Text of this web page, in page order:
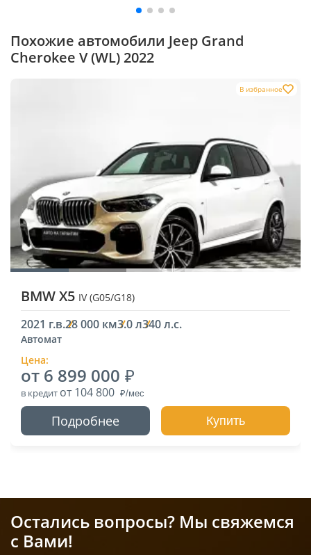
Похожие автомобили Jeep Grand
Cherokee V (WL) 2022
В избранное
BMW X5 IV (G05/G18)
2021 г.в.28 000 км3.0 л340 л.с.
Автомат
Цена:
от 6 899 000
в кредит от 104 800
Подробнее Купить
Остались вопросы? Мы свяжемся
с Вами!